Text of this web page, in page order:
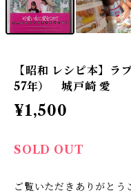
【昭和 レシピ本】ラ
57年） 城戸崎 愛
¥1,500
SOLD OUT
ご覧いただきありがとう